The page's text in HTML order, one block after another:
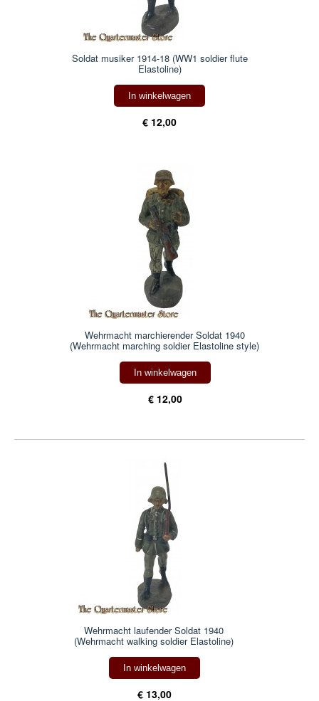
Soldat musiker 1914-18 (WW1 soldier flute
Elastoline)
In winkelwagen
€ 12,00
Wehrmacht marchierender Soldat 1940
(Wehrmacht marching soldier Elastoline style)
In winkelwagen
€ 12,00
Wehrmacht laufender Soldat 1940
(Wehrmacht walking soldier Elastoline)
In winkelwagen
€ 13,00